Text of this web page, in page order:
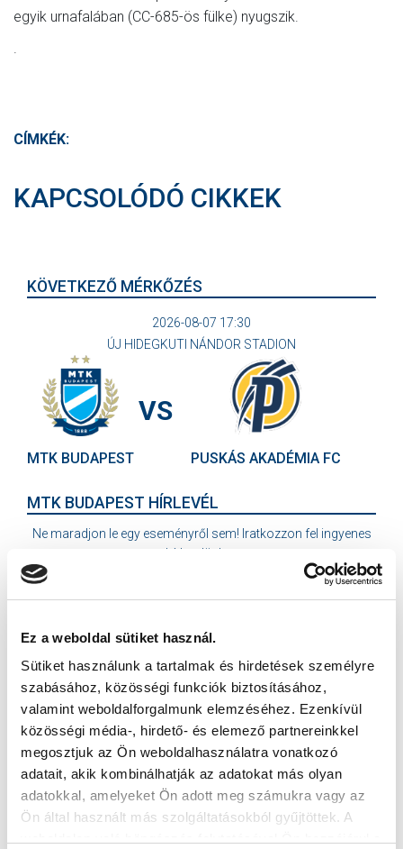
Ez a weboldal sütiket használ.
Sütiket használunk a tartalmak és hirdetések személyre
szabásához, közösségi funkciók biztosításához,
valamint weboldalforgalmunk elemzéséhez. Ezenkívül
közösségi média-, hirdető- és elemező partnereinkkel
megosztjuk az Ön weboldalhasználatra vonatkozó
adatait, akik kombinálhatják az adatokat más olyan
adatokkal, amelyeket Ön adott meg számukra vagy az
Ön által használt más szolgáltatásokból gyűjtöttek. A
egyik urnafalában (CC-685-ös fülke) nyugszik.
.
CÍMKÉK:
KAPCSOLÓDÓ CIKKEK
KÖVETKEZŐ MÉRKŐZÉS
2026-08-07 17:30
ÚJ HIDEGKUTI NÁNDOR STADION
MTK BUDAPEST
VS
PUSKÁS AKADÉMIA FC
MTK BUDAPEST HÍRLEVÉL
Ne maradjon le egy eseményről sem! Iratkozzon fel ingyenes
hírlevelünkre:
Elfogadom azAdatvédelmi tájékoztatót!
FELIRATKOZOM
SZPONZOROK